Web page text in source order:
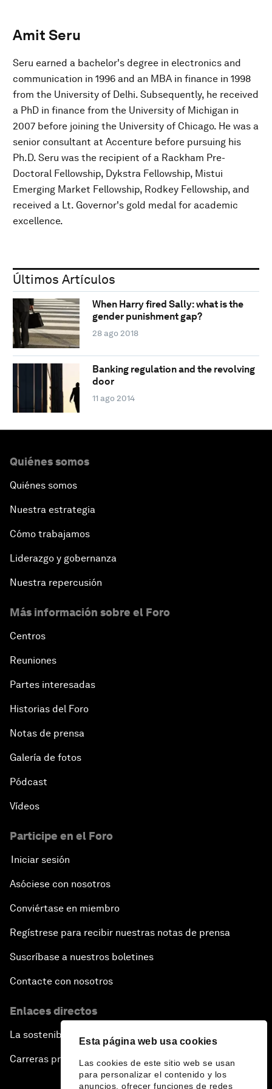
Esta página web usa cookies
Las cookies de este sitio web se usan
para personalizar el contenido y los
anuncios, ofrecer funciones de redes
Amit Seru
Seru earned a bachelor's degree in electronics and
communication in 1996 and an MBA in finance in 1998
from the University of Delhi. Subsequently, he received
a PhD in finance from the University of Michigan in
2007 before joining the University of Chicago. He was a
senior consultant at Accenture before pursuing his
Ph.D. Seru was the recipient of a Rackham Pre-
Doctoral Fellowship, Dykstra Fellowship, Mistui
Emerging Market Fellowship, Rodkey Fellowship, and
received a Lt. Governor's gold medal for academic
excellence.
Últimos Artículos
When Harry fired Sally: what is the
gender punishment gap?
28 ago 2018
Banking regulation and the revolving
door
11 ago 2014
Quiénes somos
Quiénes somos
Nuestra estrategia
Cómo trabajamos
Liderazgo y gobernanza
Nuestra repercusión
Más información sobre el Foro
Centros
Reuniones
Partes interesadas
Historias del Foro
Notas de prensa
Galería de fotos
Pódcast
Vídeos
Participe en el Foro
Iniciar sesión
Asóciese con nosotros
Conviértase en miembro
Regístrese para recibir nuestras notas de prensa
Suscríbase a nuestros boletines
Contacte con nosotros
Enlaces directos
La sostenibilidad en el Foro
Carreras profesionales